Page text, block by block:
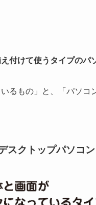
付けて使うタイプのパ
るもの」と、「パソコ
スクトップパソコン